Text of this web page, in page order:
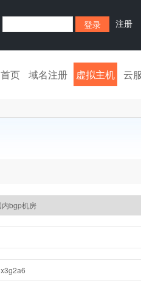
注册
首页 域名注册 虚拟主机 云